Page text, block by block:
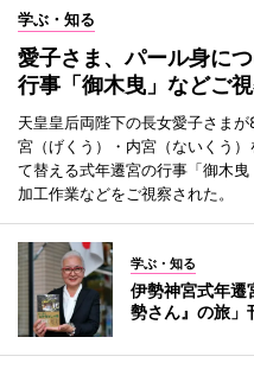
学ぶ・知る
愛子さま、パール身に
行事「御木曳」などご
天皇皇后両陛下の長女愛子さま
宮（げくう）・内宮（ないくう
て替える式年遷宮の行事「御木
加工作業などをご視察された。
学ぶ・知る
伊勢神宮式年
勢さん』の旅」